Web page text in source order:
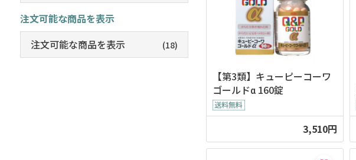
注文可能な商品を表示
注文可能な商品を表示
(18)
【第3類】キューピーコーワ
ゴールドα 160錠
3,510円